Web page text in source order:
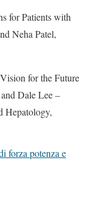
for Patients with
Neha Patel,
for the Future
Dale Lee –
Hepatology,
forza potenza e